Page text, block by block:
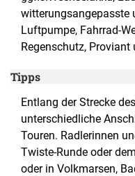
witterungsangepasste
Luftpumpe, Fahrrad-
Regenschutz, Proviant
Tipps
Entlang der Strecke
unterschiedliche
Touren. Radlerinnen
Twiste-Runde oder
oder in Volkmarsen,